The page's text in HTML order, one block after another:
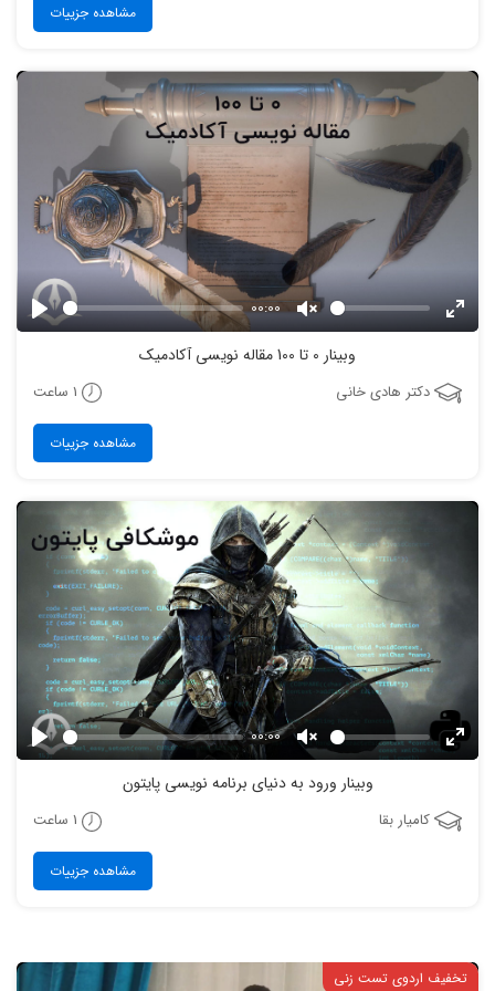
مشاهده جزییات
Play
00:00
Unmute
Enter
وبینار 0 تا 100 مقاله نویسی آکادمیک
دکتر هادی خانی
مشاهده جزییات
Play
00:00
Unmute
Enter
وبینار ورود به دنیای برنامه نویسی پایتون
کامیار بقا
مشاهده جزییات
تخفیف اردوی تست زنی